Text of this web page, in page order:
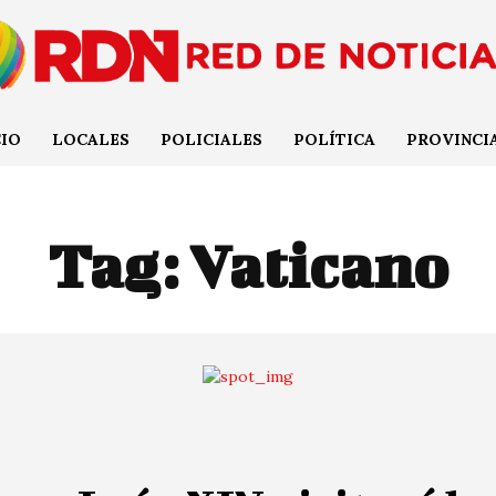
LOCALES POLICIALES POLÍTICA
Tag:Vaticano